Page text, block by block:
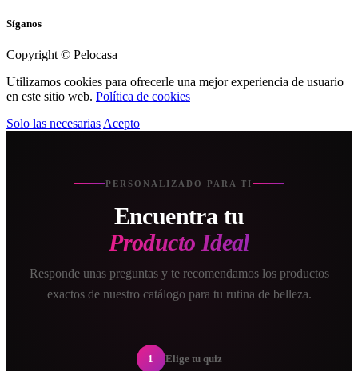
Síganos
Copyright © Pelocasa
Utilizamos cookies para ofrecerle una mejor experiencia de usuario
en este sitio web. Política de cookies
Solo las necesarias Acepto
PERSONALIZADO PARA TI
Encuentra tu
Producto Ideal
Responde unas preguntas y te recomendamos los productos
exactos de nuestro catálogo para tu rutina de belleza.
1 Elige tu quiz